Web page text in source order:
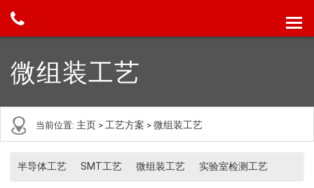
微组装工艺
当前位置: 主页 > 工艺方案 > 微组装工艺
半导体工艺 SMT工艺 微组装工艺 实验室检测工艺